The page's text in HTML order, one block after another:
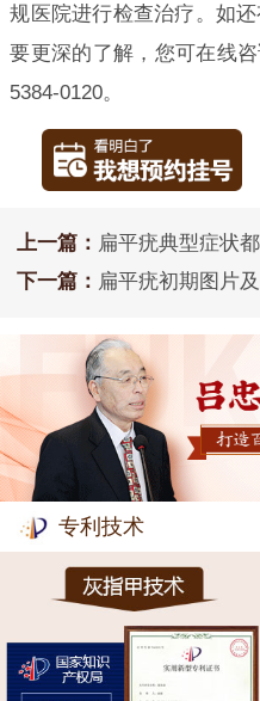
规医院进行检查治疗。如
要更深的了解，您可在线
5384-0120。
上一篇： 扁平疣典型症状
下一篇： 扁平疣初期图片
专利技术